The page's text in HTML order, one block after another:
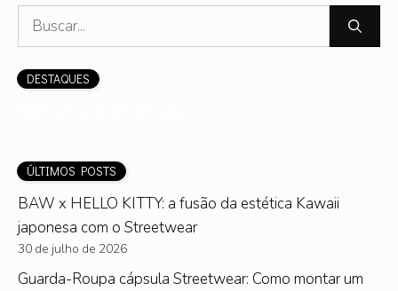
Pesquisar
DESTAQUES
ÚLTIMOS POSTS
BAW x HELLO KITTY: a fusão da estética Kawaii
japonesa com o Streetwear
30 de julho de 2026
Guarda-Roupa cápsula Streetwear: Como montar um